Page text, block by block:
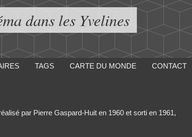
dans les Yvelines
TAGS CARTE DU MONDE CONTACT
par Pierre Gaspard-Huit en 1960 et sorti en 1961,